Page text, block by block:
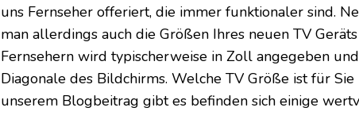
uns Fernseher offeriert, die immer funktionaler sind.
man allerdings auch die Größen Ihres neuen TV
Fernsehern wird typischerweise in Zoll angegeben
Diagonale des Bildchirms. Welche TV Größe ist für
unserem Blogbeitrag gibt es befinden sich einige